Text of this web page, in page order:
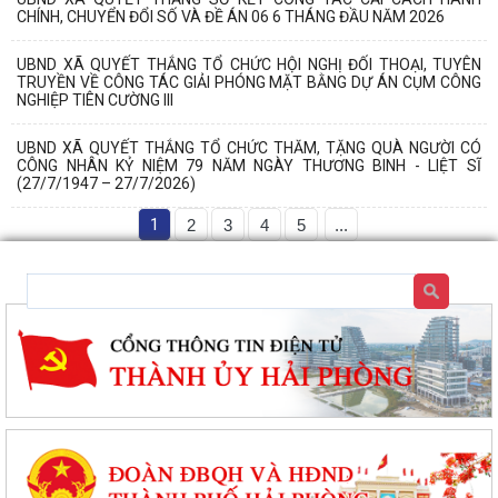
CHÍNH, CHUYỂN ĐỔI SỐ VÀ ĐỀ ÁN 06 6 THÁNG ĐẦU NĂM 2026
UBND XÃ QUYẾT THẮNG TỔ CHỨC HỘI NGHỊ ĐỐI THOẠI, TUYÊN
TRUYỀN VỀ CÔNG TÁC GIẢI PHÓNG MẶT BẰNG DỰ ÁN CỤM CÔNG
NGHIỆP TIÊN CƯỜNG III
UBND XÃ QUYẾT THẮNG TỔ CHỨC THĂM, TẶNG QUÀ NGƯỜI CÓ
CÔNG NHÂN KỶ NIỆM 79 NĂM NGÀY THƯƠNG BINH - LIỆT SĨ
(27/7/1947 – 27/7/2026)
1 2 3 4 5 ...